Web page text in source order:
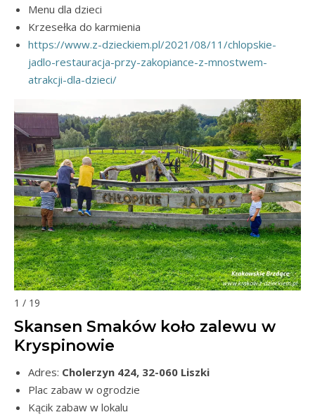
Menu dla dzieci
Krzesełka do karmienia
https://www.z-dzieckiem.pl/2021/08/11/chlopskie-
jadlo-restauracja-przy-zakopiance-z-mnostwem-
atrakcji-dla-dzieci/
1 / 19
Skansen Smaków koło zalewu w
Kryspinowie
Adres: Cholerzyn 424, 32-060 Liszki
Plac zabaw w ogrodzie
Kącik zabaw w lokalu